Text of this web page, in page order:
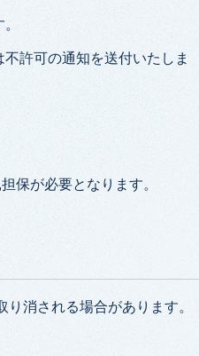
許可の通知を送付いたしま
保が必要となります。
消される場合があります。